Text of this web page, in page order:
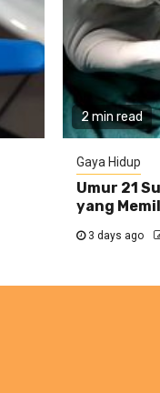
2 min read
Gaya Hidup
Umur 21
yang
3 days ago